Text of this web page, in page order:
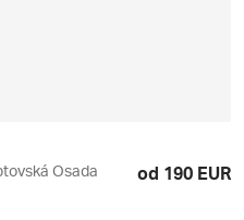
Osada od 190 EUR